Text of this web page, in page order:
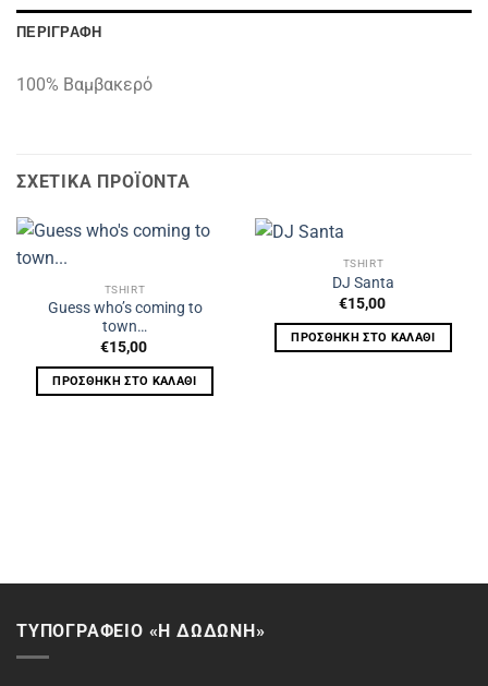
ΠΕΡΙΓΡΑΦΉ
100% Βαμβακερό
ΣΧΕΤΙΚΆ ΠΡΟΪΌΝΤΑ
TSHIRT
Guess who’s coming to
town…
€15,00
ΠΡΟΣΘΉΚΗ ΣΤΟ ΚΑΛΆΘΙ
TSHIRT
DJ Santa
€15,00
ΠΡΟΣΘΉΚΗ ΣΤΟ ΚΑΛΆΘΙ
ΤΥΠΟΓΡΑΦΕΙΟ «Η ΔΩΔΩΝΗ»